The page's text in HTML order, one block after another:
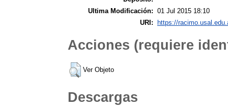
Ultima Modificación: 01 Jul 2015 18:10
URI:
https://
Acciones (requiere
Ver Objeto
Descargas